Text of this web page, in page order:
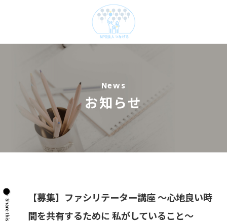
News
お知らせ
【募集】ファシリテーター講座 〜心地良い時
間を共有するために 私がしていること〜